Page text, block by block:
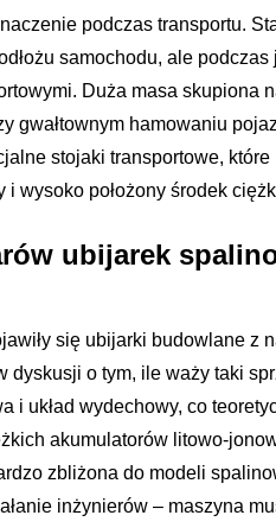
podczas transportu.
samochodu, ale
Duża masa skupiona
gwałtownym hamowaniu
stojaki transportowe,
wysoko położony środek
ubijarek
się ubijarki budowlane z
dyskusji o tym, ile waży taki
i układ wydechowy, co
akumulatorów litowo-
zbliżona do modeli
inżynierów – maszyna